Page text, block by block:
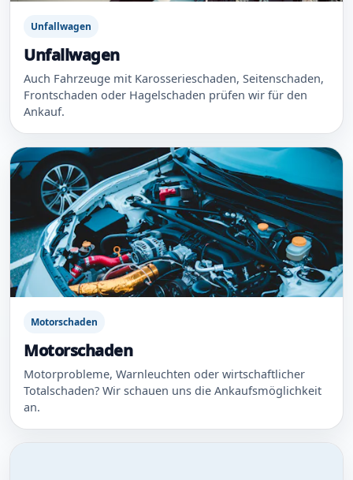
Unfallwagen
Unfallwagen
Auch Fahrzeuge mit Karosserieschaden, Seitenschaden,
Frontschaden oder Hagelschaden prüfen wir für den
Ankauf.
Motorschaden
Motorschaden
Motorprobleme, Warnleuchten oder wirtschaftlicher
Totalschaden? Wir schauen uns die Ankaufsmöglichkeit
an.